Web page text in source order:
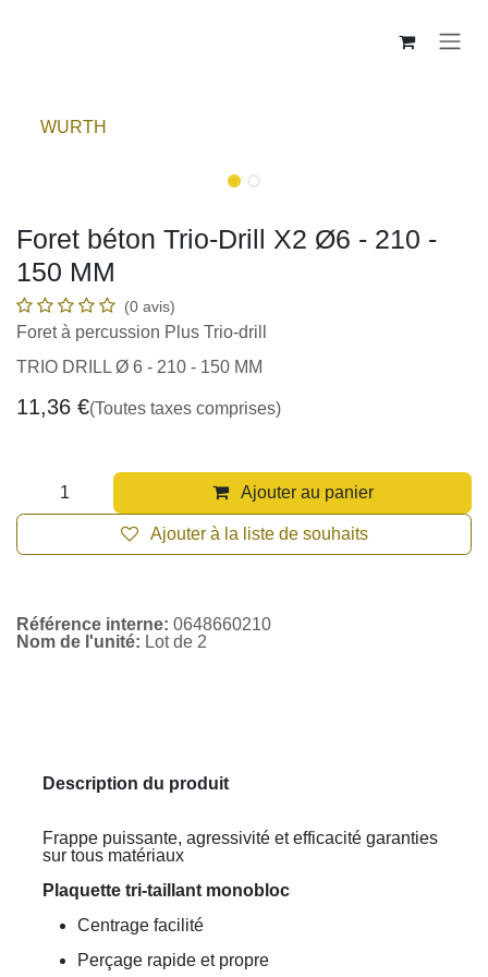
WURTH
Foret béton Trio-Drill X2 Ø6 - 210 -
150 MM
(0 avis)
Foret à percussion Plus Trio-drill
TRIO DRILL Ø 6 - 210 - 150 MM
11,36€(Toutes taxes comprises)
Ajouter au panier
Ajouter à la liste de souhaits
Référence interne: 0648660210
Nom de l'unité: Lot de 2
Description du produit
Frappe puissante, agressivité et efficacité garanties
sur tous matériaux
Plaquette tri-taillant monobloc
Centrage facilité
Perçage rapide et propre